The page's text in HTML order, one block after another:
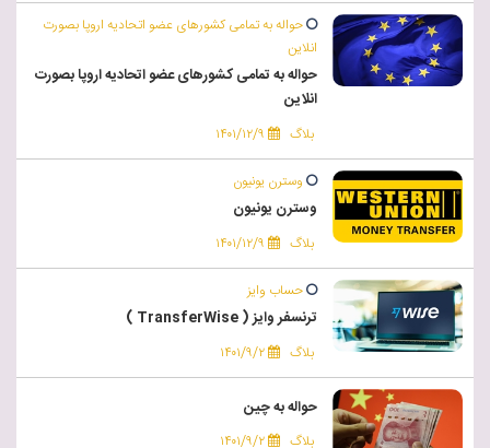
حواله به تمامی کشورهای عضو اتحادیه اروپا بصورت
انلاین
حواله به تمامی کشورهای عضو اتحادیه اروپا بصورت
انلاین
بلاگ ۱۴۰۱/۱۲/۹
وسترن یونیون
وسترن یونیون
بلاگ ۱۴۰۱/۱۲/۹
حساب وایز
ترنسفر وایز ( TransferWise )
بلاگ ۱۴۰۱/۹/۲
حواله به چین
بلاگ ۱۴۰۱/۹/۲